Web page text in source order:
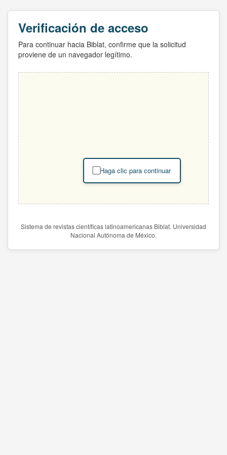
Verificación de acceso
Para continuar hacia Biblat, confirme que la solicitud
proviene de un navegador legítimo.
Haga clic para continuar
Sistema de revistas científicas latinoamericanas Biblat. Universidad
Nacional Autónoma de México.